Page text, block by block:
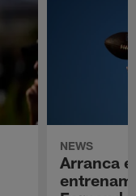
NEWS
Arranca